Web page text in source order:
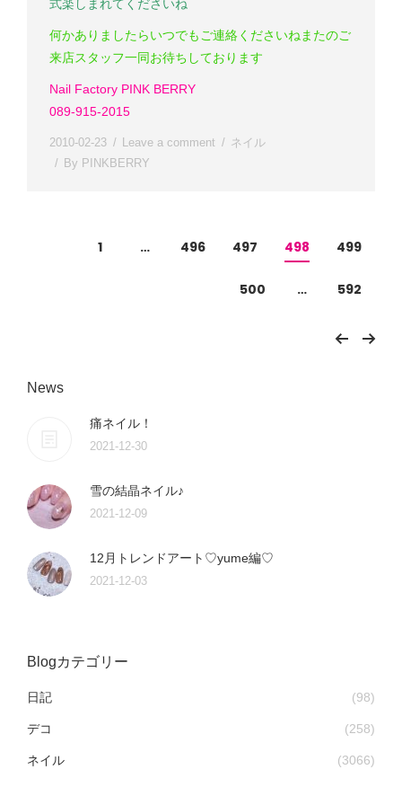
式楽しまれてくださいね
何かありましたらいつでもご連絡くださいね またのご
来店スタッフ一同お待ちしております
Nail Factory PINK BERRY
089-915-2015
2010-02-23 Leave a comment
ネイル
By PINKBERRY
1 … 496 497 498 499
500 … 592
News
痛ネイル！
2021-12-30
雪の結晶ネイル♪
2021-12-09
12月トレンドアート♡yume編♡
2021-12-03
Blogカテゴリー
日記 (98)
デコ (258)
ネイル (3066)